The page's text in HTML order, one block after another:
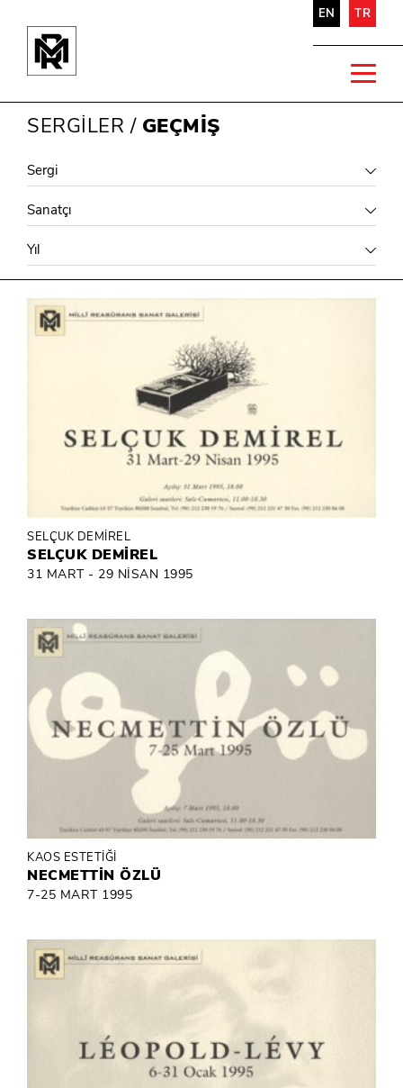
EN TR
SERGİLER / GEÇMİŞ
SELÇUK DEMİREL
SELÇUK DEMİREL
31 MART - 29 NİSAN 1995
KAOS ESTETİĞİ
NECMETTİN ÖZLÜ
7-25 MART 1995